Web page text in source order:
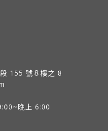
155 號８樓之 8
晚上 6:00